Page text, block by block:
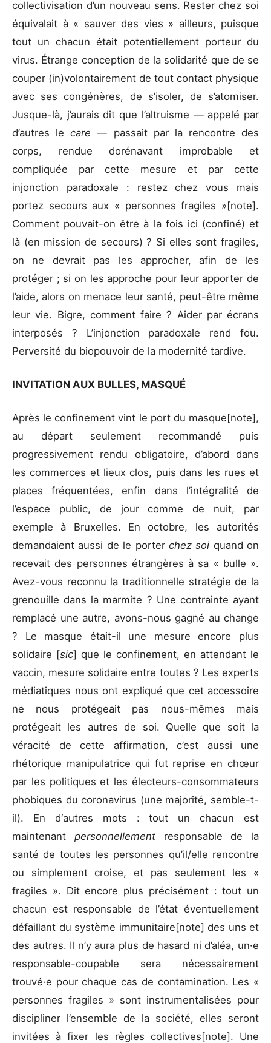
collectivisation d’un nouveau sens. Rester chez soi
équivalait à « sauver des vies » ailleurs, puisque
tout un chacun était potentiellement porteur du
virus. Étrange conception de la solidarité que de se
couper (in)volontairement de tout contact physique
avec ses congénères, de s’isoler, de s’atomiser.
Jusque-là, j’aurais dit que l’altruisme — appelé par
d’autres lecare— passait par la rencontre des
corps, rendue dorénavant improbable et
compliquée par cette mesure et par cette
injonction paradoxale : restez chez vous mais
portez secours aux « personnes fragiles »[note].
Comment pouvait-on être à la fois ici (confiné) et
là (en mission de secours) ? Si elles sont fragiles,
on ne devrait pas les approcher, afin de les
protéger ; si on les approche pour leur apporter de
l’aide, alors on menace leur santé, peut-être même
leur vie. Bigre, comment faire ? Aider par écrans
interposés ? L’injonction paradoxale rend fou.
Perversité du biopouvoir de la modernité tardive.
INVITATION AUX BULLES, MASQUÉ
Après le confinement vint le port du masque[note],
au départ seulement recommandé puis
progressivement rendu obligatoire, d’abord dans
les commerces et lieux clos, puis dans les rues et
places fréquentées, enfin dans l’intégralité de
l’espace public, de jour comme de nuit, par
exemple à Bruxelles. En octobre, les autorités
demandaient aussi de le porter chez soi quand on
recevait des personnes étrangères à sa « bulle ».
Avez-vous reconnu la traditionnelle stratégie de la
grenouille dans la marmite ? Une contrainte ayant
remplacé une autre, avons-nous gagné au change
? Le masque était-il une mesure encore plus
solidaire [sic] que le confinement, en attendant le
vaccin, mesure solidaire entre toutes ? Les experts
médiatiques nous ont expliqué que cet accessoire
ne nous protégeait pas nous-mêmes mais
protégeait les autres de soi. Quelle que soit la
véracité de cette affirmation, c’est aussi une
rhétorique manipulatrice qui fut reprise en chœur
par les politiques et les électeurs-consommateurs
phobiques du coronavirus (une majorité, semble-t-
il). En d‘autres mots : tout un chacun est
maintenant personnellement responsable de la
santé de toutes les personnes qu’il/elle rencontre
ou simplement croise, et pas seulement les «
fragiles ». Dit encore plus précisément : tout un
chacun est responsable de l’état éventuellement
défaillant du système immunitaire[note] des uns et
des autres. Il n’y aura plus de hasard ni d’aléa, un·e
responsable-coupable sera nécessairement
trouvé·e pour chaque cas de contamination. Les «
personnes fragiles » sont instrumentalisées pour
discipliner l’ensemble de la société, elles seront
invitées à fixer les règles collectives[note]. Une